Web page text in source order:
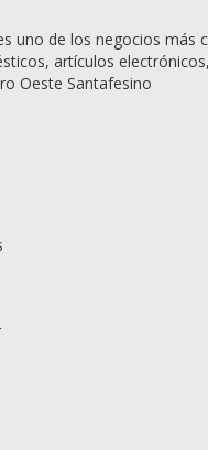
uno de los negocios más
artículos
Oeste Santafesino